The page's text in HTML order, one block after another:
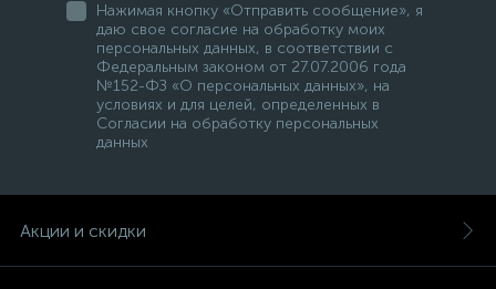
Нажимая кнопку «Отправить сообщение», я
даю свое согласие на обработку моих
персональных данных, в соответствии с
Федеральным законом от 27.07.2006 года
№152-ФЗ «О персональных данных», на
условиях и для целей, определенных в
Согласии на обработку персональных
данных
Акции и скидки